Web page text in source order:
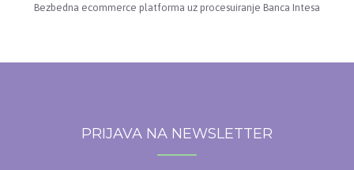
Bezbedna ecommerce platforma uz procesuiranje Banca Intesa
PRIJAVA NA NEWSLETTER